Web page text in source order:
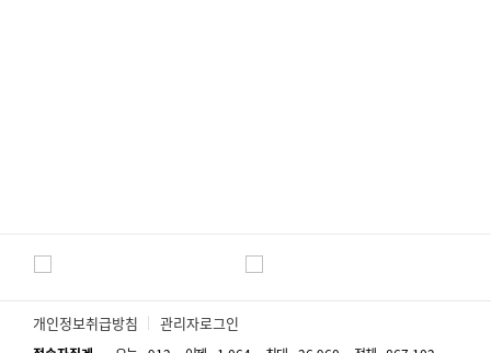
개인정보취급방침 관리자로그인